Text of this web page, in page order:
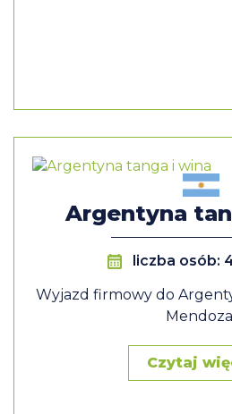
Argentyna
liczba osób:
Wyjazd firmowy do
Czytaj